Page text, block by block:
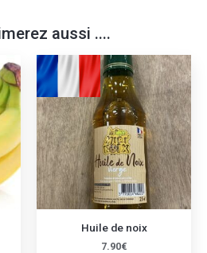
aussi ....
Huile de noix
7.90€